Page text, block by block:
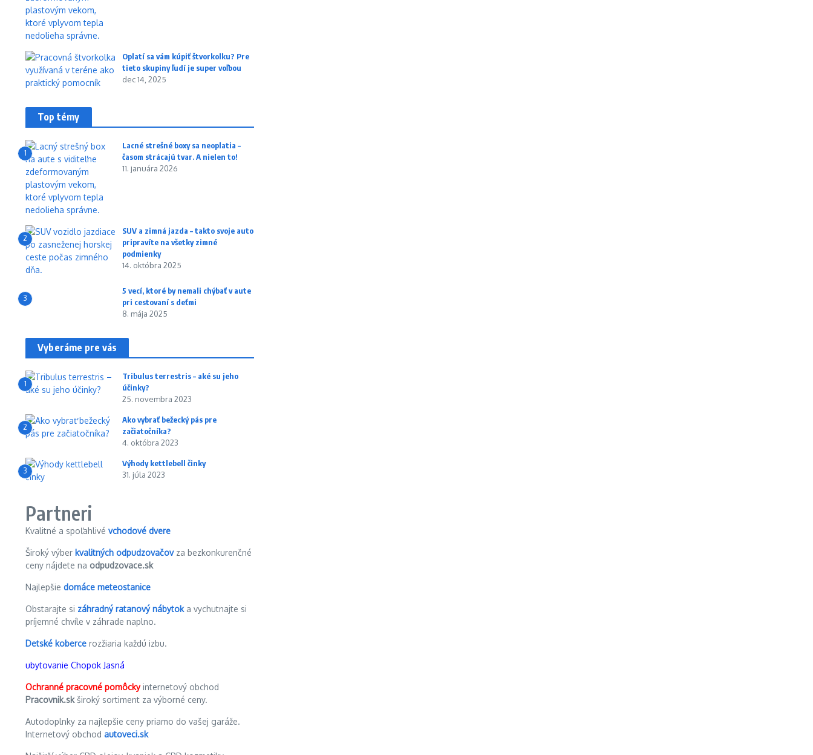
Oplatí sa vám kúpiť štvorkolku? Pre
tieto skupiny ľudí je super voľbou
dec 14, 2025
Top témy
1
Lacné strešné boxy sa neoplatia –
časom strácajú tvar. A nielen to!
11. januára 2026
2
SUV a zimná jazda – takto svoje auto
pripravíte na všetky zimné
podmienky
14. októbra 2025
3
5 vecí, ktoré by nemali chýbať v aute
pri cestovaní s deťmi
8. mája 2025
Vyberáme pre vás
1
Tribulus terrestris – aké su jeho
účinky?
25. novembra 2023
2
Ako vybrať bežecký pás pre
začiatočníka?
4. októbra 2023
3
Výhody kettlebell činky
31. júla 2023
Partneri
Kvalitné a spoľahlivé vchodové dvere
Široký výber kvalitných odpudzovačovza bezkonkurenčné
ceny nájdete na odpudzovace.sk
Najlepšie domáce meteostanice
Obstarajte si záhradný ratanový nábytoka vychutnajte si
príjemné chvíle v záhrade naplno.
Detské koberce rozžiaria každú izbu.
ubytovanie Chopok Jasná
Ochranné pracovné pomôckyinternetový obchod
Pracovnik.skširoký sortiment za výborné ceny.
Autodoplnky za najlepšie ceny priamo do vašej garáže.
Internetový obchod autoveci.sk